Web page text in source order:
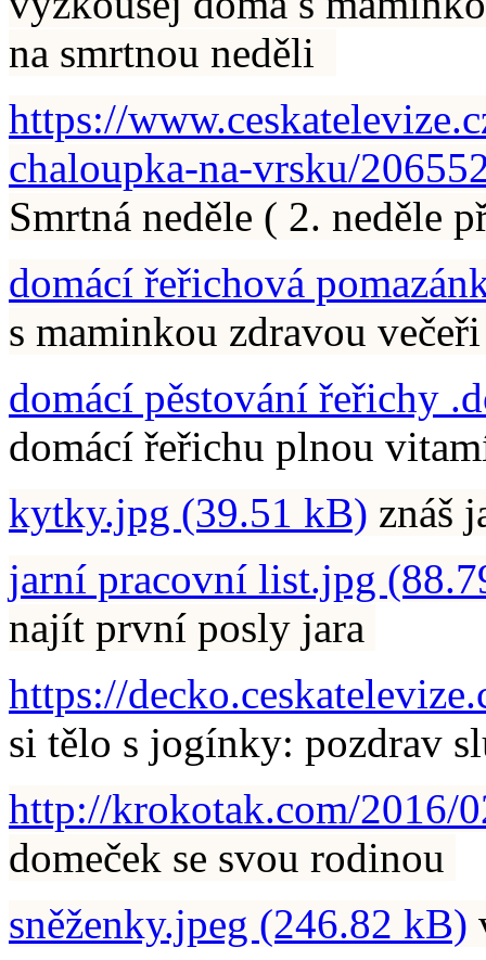
na smrtnou neděli
https://
chaloupka-na-vrsku/
Smrtná neděle ( 2. neděle
domácí řeřichová
s maminkou zdravou
domácí pěstování řeřichy
domácí řeřichu plnou
kytky.jpg (39.51 kB) znáš
jarní pracovní list.jpg
najít první posly jara
https://
si tělo s jogínky: pozdrav
http://krokotak.com/2016/
domeček se svou rodinou
sněženky.jpeg (246.82 kB)